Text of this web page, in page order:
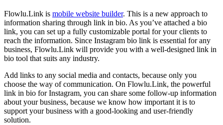
Flowlu.Link is mobile website builder. This is a new approach to
information sharing through link in bio. As you’ve attached a bio
link, you can set up a fully customizable portal for your clients to
reach the information. Since Instagram bio link is essential for any
business, Flowlu.Link will provide you with a well-designed link in
bio tool that suits any industry.
Add links to any social media and contacts, because only you
choose the way of communication. On Flowlu.Link, the powerful
link in bio for Instagram, you can share some follow-up information
about your business, because we know how important it is to
support your business with a good-looking and user-friendly
solution.